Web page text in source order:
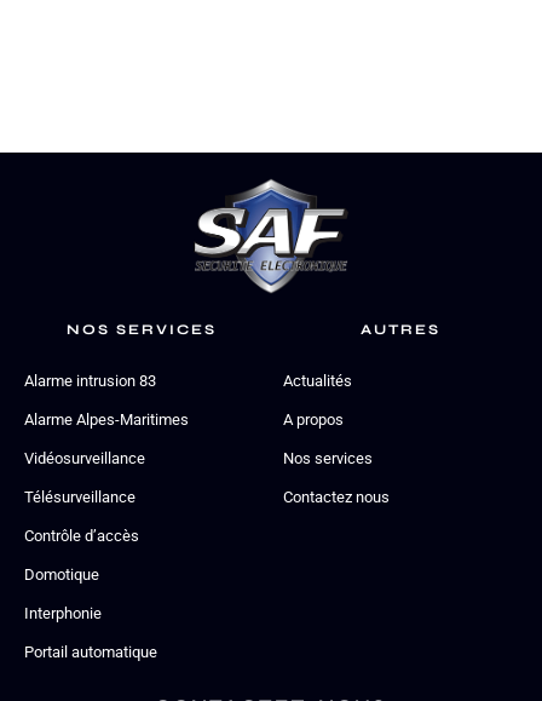
NOS SERVICES
Alarme intrusion 83
Alarme Alpes-Maritimes
Vidéosurveillance
Télésurveillance
Contrôle d’accès
Domotique
Interphonie
Portail automatique
AUTRES
Actualités
A propos
Nos services
Contactez nous